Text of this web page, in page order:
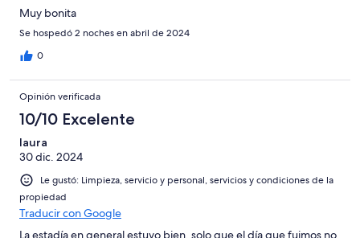
Muy bonita
Se hospedó 2 noches en abril de 2024
0
Opinión verificada
10/10 Excelente
laura
30 dic. 2024
Le gustó: Limpieza, servicio y personal, servicios y condiciones de la
propiedad
Traducir con Google
La estadía en general estuvo bien, solo que el día que fuimos no